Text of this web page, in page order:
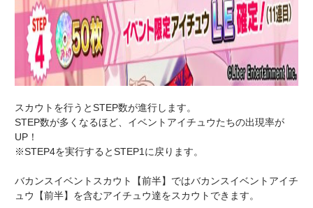
スカウトを行うとSTEP数が進行します。
STEP数が多くなるほど、イベントアイチュウたちの出現率が
UP！
※STEP4を実行するとSTEP1に戻ります。
バカンスイベントスカウト【前半】ではバカンスイベントアイチ
ュウ【前半】を含むアイチュウ達をスカウトできます。